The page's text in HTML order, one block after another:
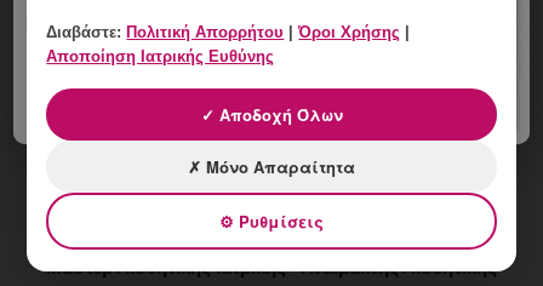
Μικροθρεπτική και Ιατρική Διατροφή – Συνεργάτης
Ιωάννης Κ. Δημητρακόπουλος
Μάστερ Αισθητικής Ιατρικής - Αναίμακτης Αισθητικής
Διαβάστε:Πολιτική Απορρήτου |Όροι Χρήσης |
Αποποίηση Ιατρικής Ευθύνης
✓ Αποδοχή Όλων
✗ Μόνο Απαραίτητα
⚙ Ρυθμίσεις